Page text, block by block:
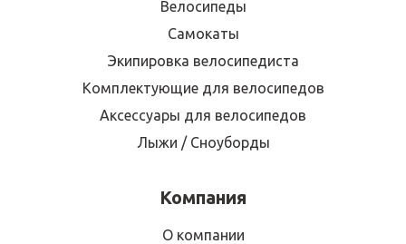
Велосипеды
Самокаты
Экипировка велосипедиста
Комплектующие для велосипедов
Аксессуары для велосипедов
Лыжи / Сноуборды
Компания
О компании